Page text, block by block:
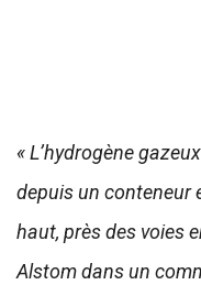
« L’hydrogène
depuis un conteneur
haut, près des voies
Alstom dans un